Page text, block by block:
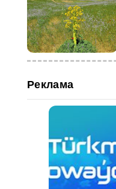
Реклама